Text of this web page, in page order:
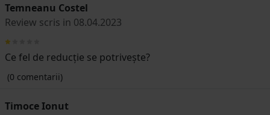
Temneanu Costel
Review scris in 08.04.2023
Ce fel de reducție se potrivește?
(0 comentarii)
Timoce Ionut